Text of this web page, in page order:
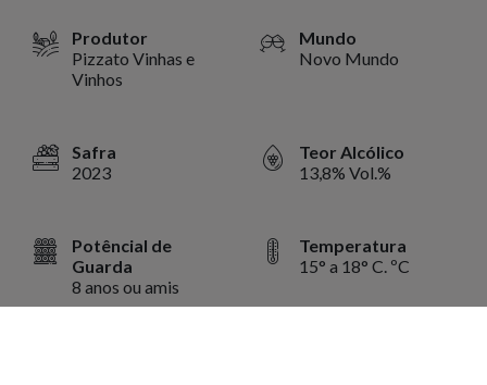
Produtor
Pizzato Vinhas e
Vinhos
Mundo
Novo Mundo
Safra
2023
Teor Alcólico
13,8% Vol.%
Potêncial de
Guarda
8 anos ou amis
Temperatura
15° a 18° C. ºC